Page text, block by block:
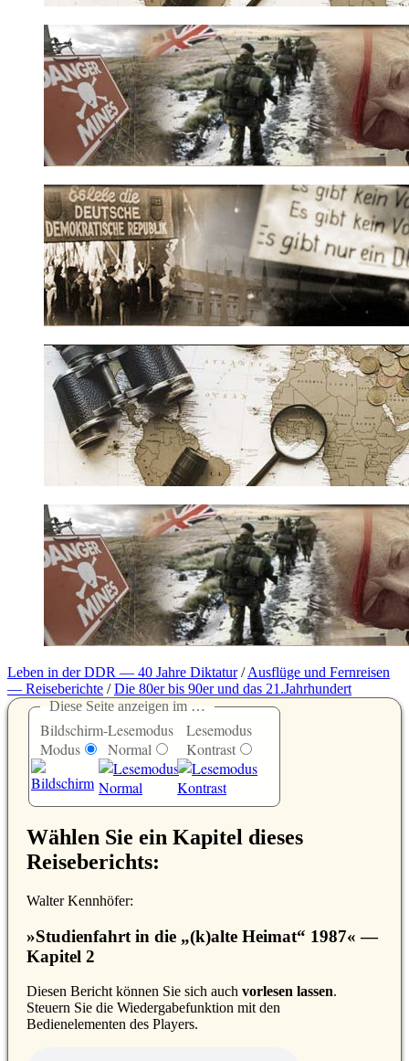
Leben in der DDR — 40 Jahre Diktatur/Ausflüge und Fernreisen
— Reiseberichte /Die 80er bis 90er und das 21.Jahrhundert
Diese Seite anzeigen im …
Bildschirm-
Modus
Lesemodus
Normal
Lesemodus
Kontrast
Wählen Sie ein Kapitel dieses
Reiseberichts:
Walter Kennhöfer:
»Studienfahrt in die (k)alte Heimat
1987« —
Kapitel 2
Diesen Bericht können Sie sich auch vorlesen lassen.
Steuern Sie die Wiedergabefunktion mit den
Bedienelementen des Players.